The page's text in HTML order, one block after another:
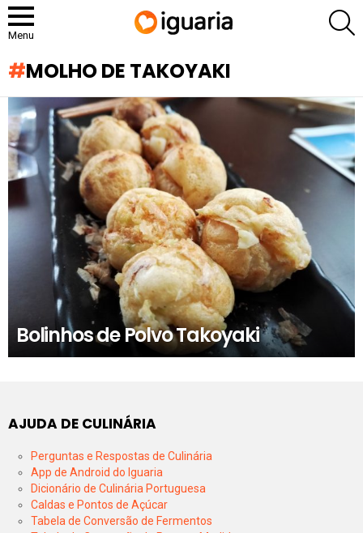
Menu
MOLHO DE TAKOYAKI
RECOMENDADOS
Bolinhos de Polvo Takoyaki
AJUDA DE CULINÁRIA
Perguntas e Respostas de Culinária
App de Android do Iguaria
Dicionário de Culinária Portuguesa
Caldas e Pontos de Açúcar
Tabela de Conversão de Fermentos